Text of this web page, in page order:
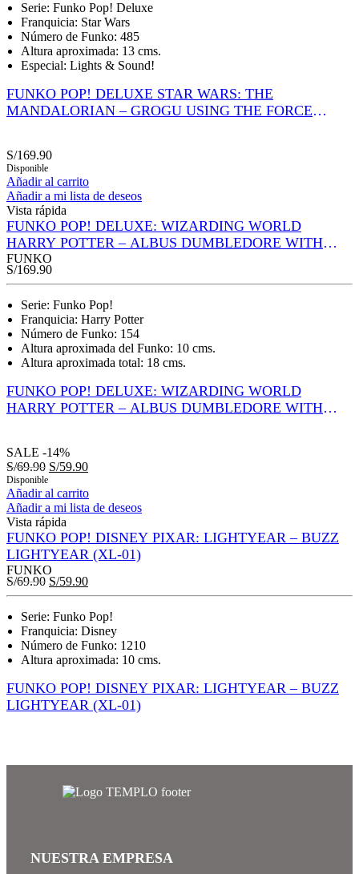
Serie: Funko Pop! Deluxe
Franquicia: Star Wars
Número de Funko: 485
Altura aproximada: 13 cms.
Especial: Lights & Sound!
FUNKO POP! DELUXE STAR WARS: THE
MANDALORIAN – GROGU USING THE FORCE
S/169.90
Disponible
Añadir al carrito
Añadir a mi lista de deseos
Vista rápida
FUNKO POP! DELUXE: WIZARDING WORLD
HARRY POTTER – ALBUS DUMBLEDORE WITH
HOG’S HEAD INN
FUNKO
S/169.90
Serie: Funko Pop!
Franquicia: Harry Potter
Número de Funko: 154
Altura aproximada del Funko: 10 cms.
Altura aproximada total: 18 cms.
FUNKO POP! DELUXE: WIZARDING WORLD
HARRY POTTER – ALBUS DUMBLEDORE WITH
SALE -14%
S/69.90 S/59.90
Disponible
Añadir al carrito
Añadir a mi lista de deseos
Vista rápida
FUNKO POP! DISNEY PIXAR: LIGHTYEAR – BUZZ
LIGHTYEAR (XL-01)
FUNKO
S/69.90 S/59.90
Serie: Funko Pop!
Franquicia: Disney
Número de Funko: 1210
Altura aproximada: 10 cms.
FUNKO POP! DISNEY PIXAR: LIGHTYEAR – BUZZ
LIGHTYEAR (XL-01)
NUESTRA EMPRESA